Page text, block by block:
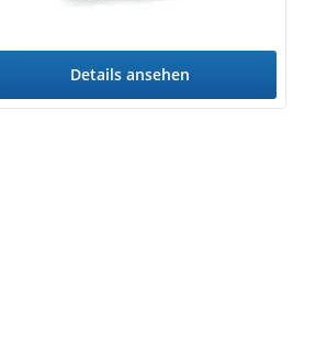
Details ansehen